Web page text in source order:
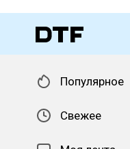
Популярное
Свежее